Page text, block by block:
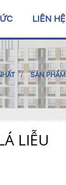
LIÊN HỆ
SẢN PHẨM
LIỄU